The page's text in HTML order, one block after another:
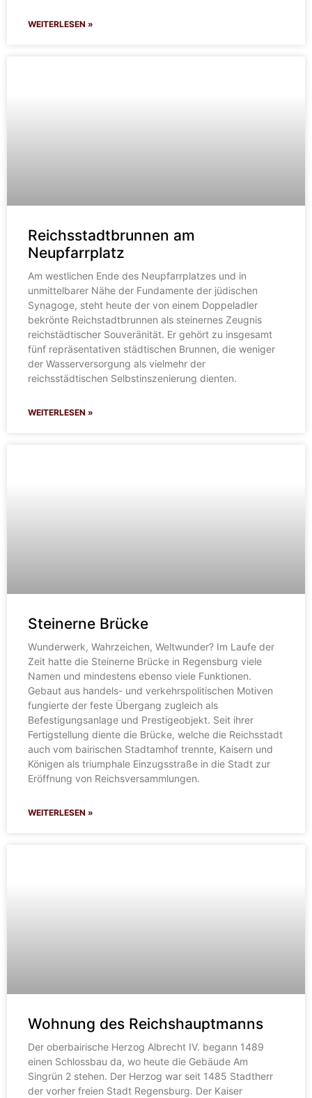
WEITERLESEN »
Reichsstadtbrunnen am
Neupfarrplatz
Am westlichen Ende des Neupfarrplatzes und in
unmittelbarer Nähe der Fundamente der jüdischen
Synagoge, steht heute der von einem Doppeladler
bekrönte Reichstadtbrunnen als steinernes Zeugnis
reichstädtischer Souveränität. Er gehört zu insgesamt
fünf repräsentativen städtischen Brunnen, die weniger
der Wasserversorgung als vielmehr der
reichsstädtischen Selbstinszenierung dienten.
WEITERLESEN »
Steinerne Brücke
Wunderwerk, Wahrzeichen, Weltwunder? Im Laufe der
Zeit hatte die Steinerne Brücke in Regensburg viele
Namen und mindestens ebenso viele Funktionen.
Gebaut aus handels- und verkehrspolitischen Motiven
fungierte der feste Übergang zugleich als
Befestigungsanlage und Prestigeobjekt. Seit ihrer
Fertigstellung diente die Brücke, welche die Reichsstadt
auch vom bairischen Stadtamhof trennte, Kaisern und
Königen als triumphale Einzugsstraße in die Stadt zur
Eröffnung von Reichsversammlungen.
WEITERLESEN »
Wohnung des Reichshauptmanns
Der oberbairische Herzog Albrecht IV. begann 1489
einen Schlossbau da, wo heute die Gebäude Am
Singrün 2 stehen. Der Herzog war seit 1485 Stadtherr
der vorher freien Stadt Regensburg. Der Kaiser